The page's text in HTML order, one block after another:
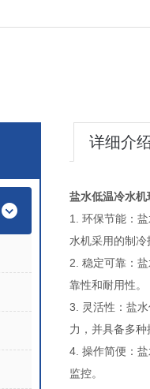
详细介
盐水低温冷水机
1. 环保节能：
水机采用的制冷
2. 稳定可靠：
靠性和耐用性。
3. 灵活性：盐
力，并具备多种
4. 操作简便：
监控。